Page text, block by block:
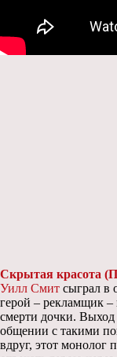
Скрытая красота
Уилл Смит сыграл в
герой – рекламщик –
смерти дочки.
общении с такими
вдруг, этот монолог